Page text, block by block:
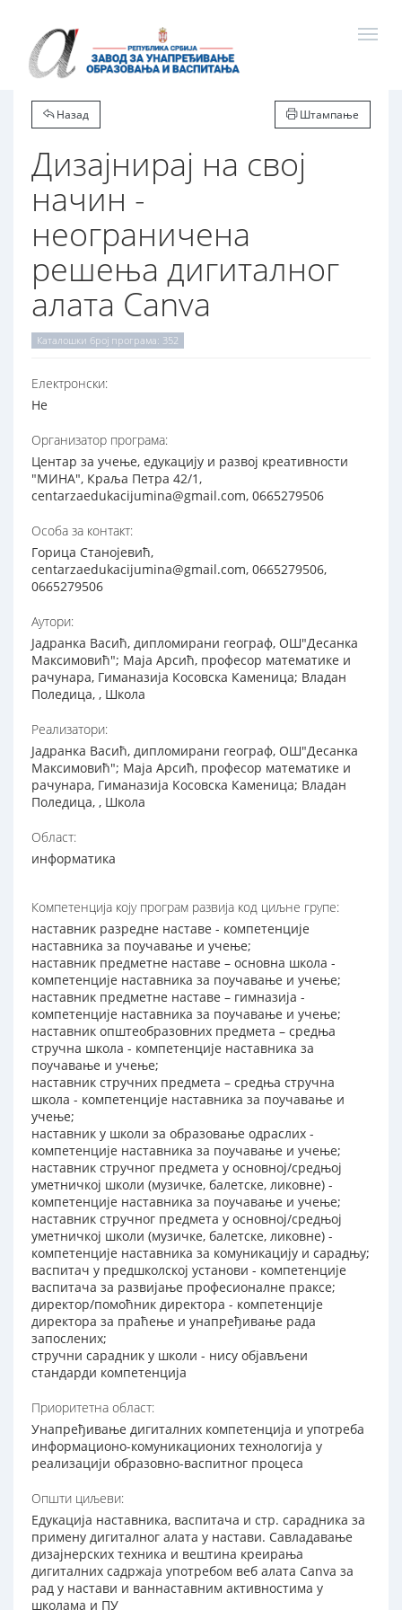
Назад Штампање
Дизајнирај на свој
начин -
неограничена
решења дигиталног
алата Canva
Каталошки број програма: 352
Електронски:
Не
Организатор програма:
Центар за учење, едукацију и развој креативности
"МИНА", Краља Петра 42/1,
centarzaedukacijumina@gmail.com, 0665279506
Особа за контакт:
Горица Станојевић,
centarzaedukacijumina@gmail.com, 0665279506,
0665279506
Аутори:
Јадранка Васић, дипломирани географ, ОШ"Десанка
Максимовић"; Маја Арсић, професор математике и
рачунара, Гиманазија Косовска Каменица; Владан
Поледица, , Школа
Реализатори:
Јадранка Васић, дипломирани географ, ОШ"Десанка
Максимовић"; Маја Арсић, професор математике и
рачунара, Гиманазија Косовска Каменица; Владан
Поледица, , Школа
Област:
информатика
Компетенција коју програм развија код циљне групе:
наставник разредне наставе - компетенције
наставника за поучавање и учење;
наставник предметне наставе – основна школа -
компетенције наставника за поучавање и учење;
наставник предметне наставе – гимназија -
компетенције наставника за поучавање и учење;
наставник општеобразовних предмета – средња
стручна школа - компетенције наставника за
поучавање и учење;
наставник стручних предмета – средња стручна
школа - компетенције наставника за поучавање и
учење;
наставник у школи за образовање одраслих -
компетенције наставника за поучавање и учење;
наставник стручног предмета у основној/средњој
уметничкој школи (музичке, балетске, ликовне) -
компетенције наставника за поучавање и учење;
наставник стручног предмета у основној/средњој
уметничкој школи (музичке, балетске, ликовне) -
компетенције наставника за комуникацију и сарадњу;
васпитач у предшколској установи - компетенције
васпитача за развијање професионалне праксе;
директор/помоћник директора - компетенције
директора за праћење и унапређивање рада
запослених;
стручни сарадник у школи - нису објављени
стандарди компетенција
Приоритетна област:
Унапређивање дигиталних компетенција и употреба
информационо-комуникационих технологија у
реализацији образовно-васпитног процеса
Општи циљеви:
Едукација наставника, васпитача и стр. сарадника за
примену дигиталног алата у настави. Савладавање
дизајнерских техника и вештина креирања
дигиталних садржаја употребом веб алата Canva за
рад у настави и ваннаставним активностима у
школама и ПУ